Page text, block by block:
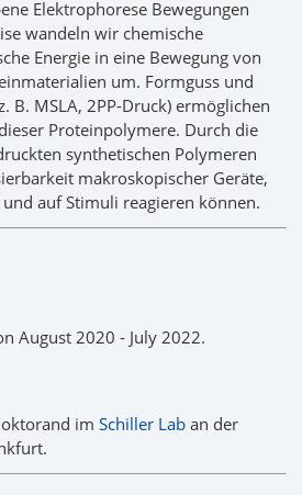
Elektrophorese Bewegungen
wandeln wir chemische
Energie in eine Bewegung von
um. Formguss und
B. MSLA, 2PP-Druck) ermöglichen
Proteinpolymere. Durch die
synthetischen Polymeren
makroskopischer Geräte,
auf Stimuli reagieren können.
August 2020 - July 2022.
im Schiller Lab an der